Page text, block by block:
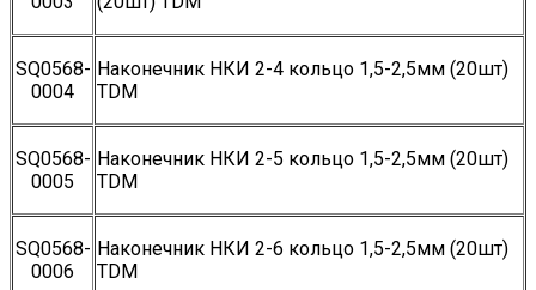
SQ0568-
0004
Наконечник НКИ 2-4 кольцо 1,5-2,5мм (20шт)
TDM
SQ0568-
0005
Наконечник НКИ 2-5 кольцо 1,5-2,5мм (20шт)
TDM
SQ0568-
0006
Наконечник НКИ 2-6 кольцо 1,5-2,5мм (20шт)
TDM